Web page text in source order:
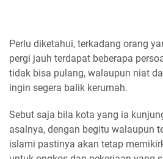
Perlu diketahui, terkadang orang
pergi jauh terdapat beberapa
tidak bisa pulang, walaupun niat
ingin segera balik kerumah.
Sebut saja bila kota yang ia
asalnya, dengan begitu walaupun
islami pastinya akan tetap